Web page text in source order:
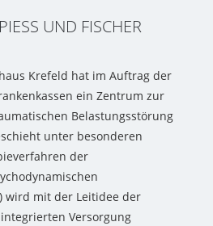
UND FISCHER
Krefeld hat im Auftrag der
ein Zentrum zur
Belastungsstörung
unter besonderen
der
wird mit der Leitidee der
Versorgung